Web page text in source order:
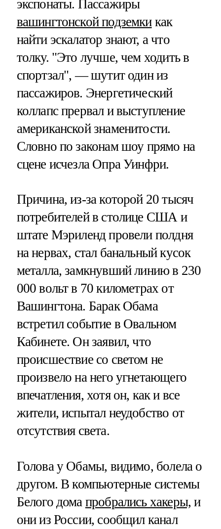
экспонаты. Пассажиры
вашингтонской подземкикак
найти эскалатор знают, а что
толку. "Это лучше, чем ходить в
спортзал", — шутит один из
пассажиров. Энергетический
коллапс прервал и выступление
американской знаменитости.
Словно по законам шоу прямо на
сцене исчезла Опра Уинфри.
Причина, из-за которой 20 тысяч
потребителей в столице США и
штате Мэриленд провели полдня
на нервах, стал банальный кусок
металла, замкнувший линию в 230
000 вольт в 70 километрах от
Вашингтона. Барак Обама
встретил событие в Овальном
Кабинете. Он заявил, что
происшествие со светом не
произвело на него угнетающего
впечатления, хотя он, как и все
жители, испытал неудобство от
отсутствия света.
Голова у Обамы, видимо, болела о
другом. В компьютерные системы
Белого дома пробрались хакеры, и
они из России, сообщил канал